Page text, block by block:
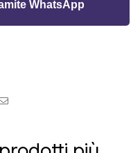
WhatsApp
E-